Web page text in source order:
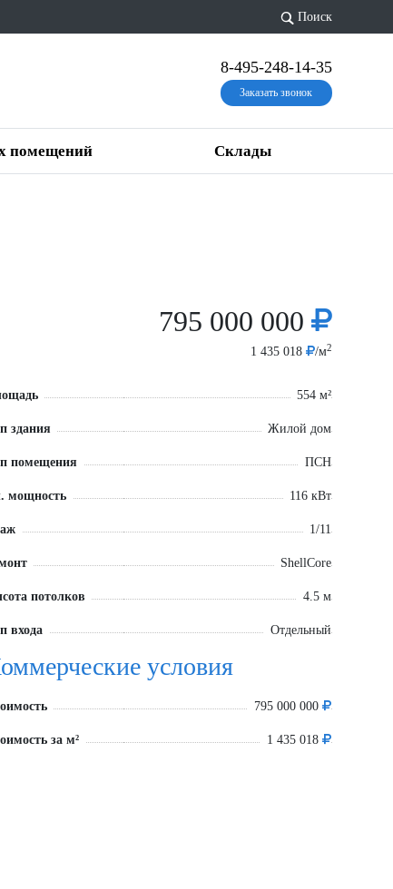
Поиск
8-495-248-14-35
Заказать звонок
помещений Склады
795 000 000
1 435 018 /м2
554 м²
здания Жилой дом
помещения ПСН
мощность 116 кВт
1/11
ShellCore
потолков 4.5 м
входа Отдельный
условия
795 000 000
за м² 1 435 018